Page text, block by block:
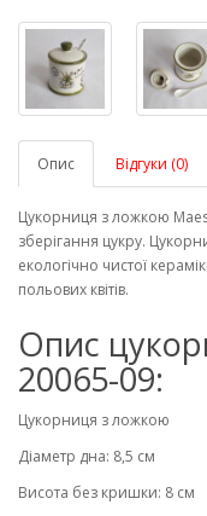
Опис Відгуки (0)
Цукорниця з ложкою
зберігання цукру.
екологічно чистої
польових квітів.
Опис
20065-09:
Цукорниця з ложкою
Діаметр дна: 8,5 см
Висота без кришки: 8 см